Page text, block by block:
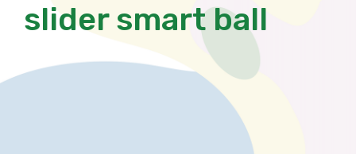
slider smart ball